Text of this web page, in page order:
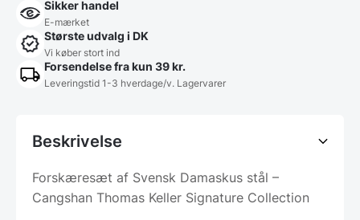
Sikker handel
E-mærket
Største udvalg i DK
Vi køber stort ind
Forsendelse fra kun 39 kr.
Leveringstid 1-3 hverdage/v. Lagervarer
Beskrivelse
Forskæresæt af Svensk Damaskus stål –
Cangshan Thomas Keller Signature Collection